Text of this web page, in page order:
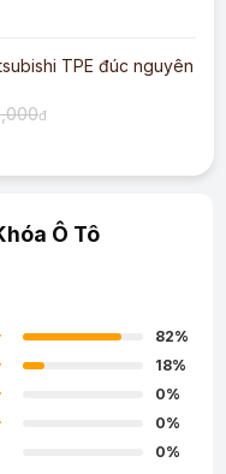
TPE đúc nguyên
đ
Ô Tô
82%
18%
0%
0%
0%